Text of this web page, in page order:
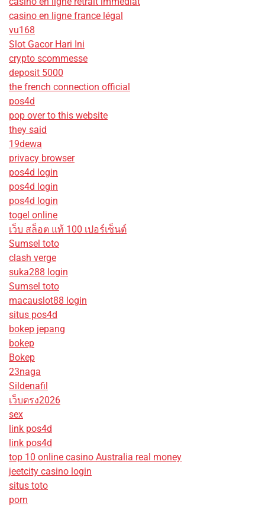
casino en ligne france légal
vu168
Slot Gacor Hari Ini
crypto scommesse
deposit 5000
the french connection official
pos4d
pop over to this website
they said
19dewa
privacy browser
pos4d login
pos4d login
pos4d login
togel online
เว็บ สล็อต แท้ 100 เปอร์เซ็นต์
Sumsel toto
clash verge
suka288 login
Sumsel toto
macauslot88 login
situs pos4d
bokep jepang
bokep
Bokep
23naga
Sildenafil
เว็บตรง2026
sex
link pos4d
link pos4d
top 10 online casino Australia real money
jeetcity casino login
situs toto
porn